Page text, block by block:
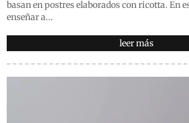
basan en postres elaborados con ricotta. En
enseñar a...
leer más